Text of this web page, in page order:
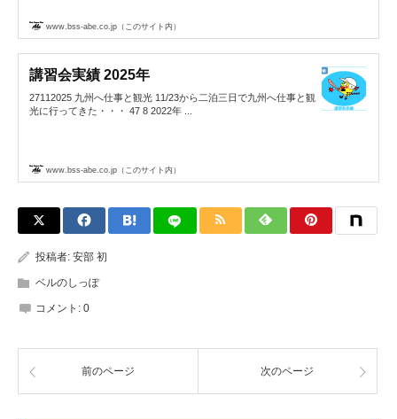
www.bss-abe.co.jp（このサイト内）
講習会実績 2025年
27112025 九州へ仕事と観光 11/23から二泊三日で九州へ仕事と観
光に行ってきた・・・ 47 8 2022年 ...
www.bss-abe.co.jp（このサイト内）
投稿者: 安部 初
ベルのしっぽ
コメント: 0
前のページ 次のページ